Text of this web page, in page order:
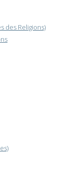
des Religions)